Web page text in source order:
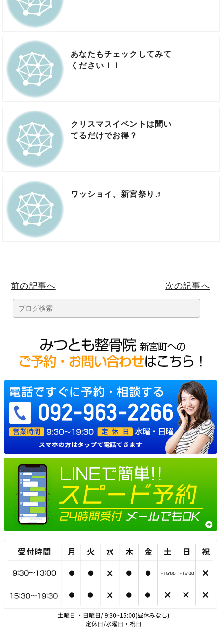
あなたもチェックしてみて
ください！！
クリスマスイベントは聞い
てるだけでお得？
ワッショイ、新宮祭り♬
前の記事へ 次の記事へ